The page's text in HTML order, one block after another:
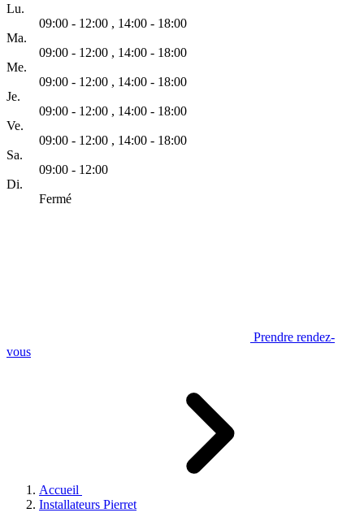
Lu.
09:00 - 12:00 , 14:00 - 18:00
Ma.
09:00 - 12:00 , 14:00 - 18:00
Me.
09:00 - 12:00 , 14:00 - 18:00
Je.
09:00 - 12:00 , 14:00 - 18:00
Ve.
09:00 - 12:00 , 14:00 - 18:00
Sa.
09:00 - 12:00
Di.
Fermé
Prendre rendez-
vous
Accueil
Installateurs Pierret